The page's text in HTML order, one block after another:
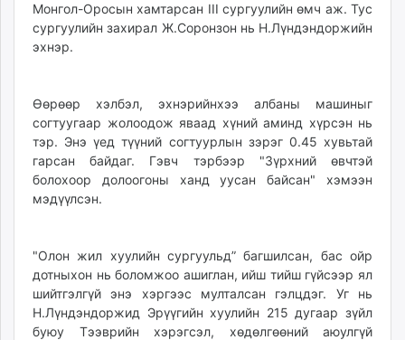
unen.mn
asu.mn
shudarga.mn
unuudur.mn
isee.mn
mglradio.com
fact.mn
times.mn
tvmongolia.mn
mass.mn
unegui.mn
Монгол-Оросын хамтарсан III сургуулийн өмч аж. Тус
сургуулийн захирал Ж.Соронзон нь Н.Лүндэндоржийн
эхнэр.
Өөрөөр хэлбэл, эхнэрийнхээ албаны машиныг
согтуугаар жолоодож яваад хүний аминд хүрсэн нь
тэр. Энэ үед түүний согтуурлын зэрэг 0.45 хувьтай
гарсан байдаг. Гэвч тэрбээр "Зүрхний өвчтэй
болохоор долоогоны ханд уусан байсан" хэмээн
мэдүүлсэн.
"Олон жил хуулийн сургуульд” багшилсан, бас ойр
дотныхон нь боломжоо ашиглан, ийш тийш гүйсээр ял
шийтгэлгүй энэ хэргээс мулталсан гэлцдэг. Уг нь
Н.Лүндэндоржид Эрүүгийн хуулийн 215 дугаар зүйл
буюу Тээврийн хэрэгсэл, хөдөлгөөний аюулгүй